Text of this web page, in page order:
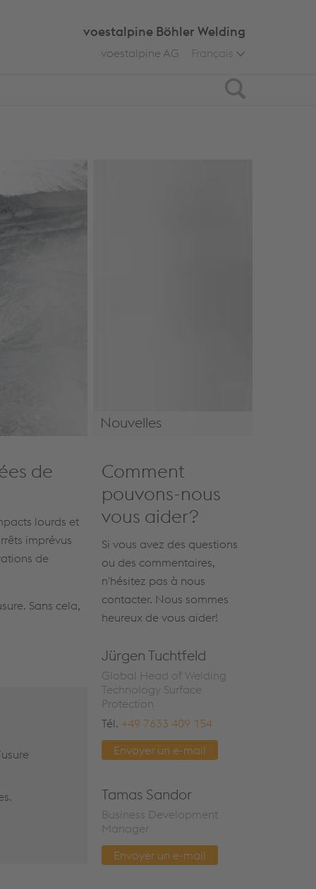
Search
voestalpine Böhler Welding
Français
voestalpine AG
Nouvelles
de
lourds et
imprévus
de
Sans cela,
Comment
pouvons-nous
vous aider?
Si vous avez des questions
ou des commentaires,
n'hésitez pas à nous
contacter. Nous sommes
heureux de vous aider!
Jürgen Tuchtfeld
Global Head of Welding
Technology Surface
Protection
Tél. +49 7633 409 154
Envoyer un e-mail
Tamas Sandor
Business Development
Manager
Envoyer un e-mail